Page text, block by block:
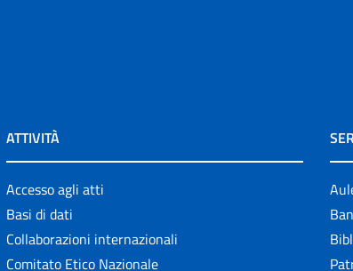
ATTIVITÀ
Accesso agli atti
Basi di dati
Collaborazioni internazionali
Comitato Etico Nazionale